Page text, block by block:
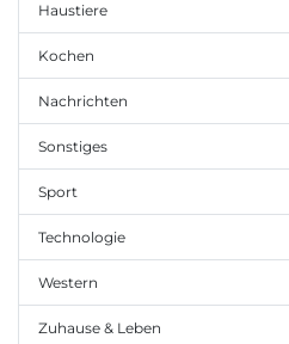
Haustiere
Kochen
Nachrichten
Sonstiges
Sport
Technologie
Western
Zuhause & Leben